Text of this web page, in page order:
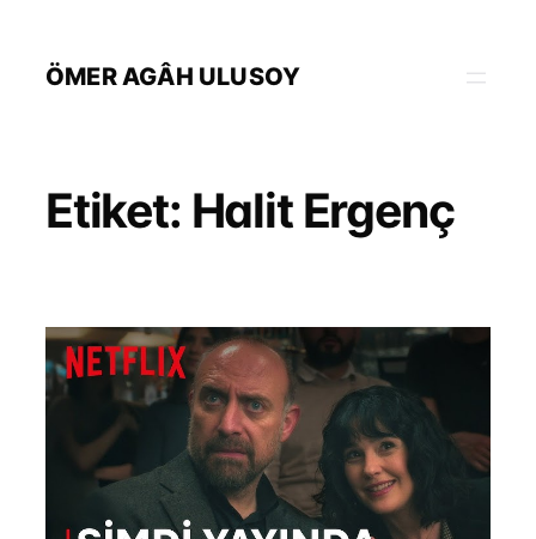
ÖMER AGÂH ULUSOY
Etiket: Halit Ergenç